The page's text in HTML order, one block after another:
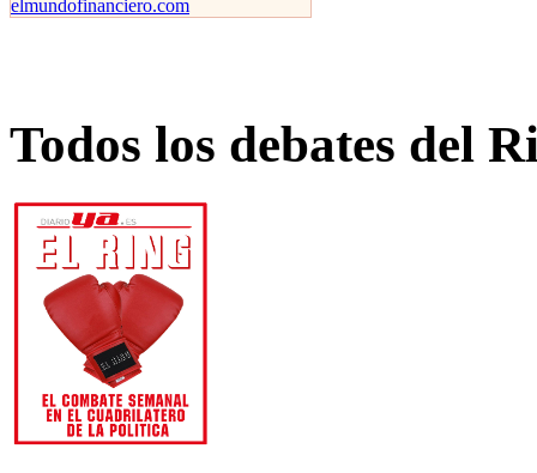
Todos los debates del